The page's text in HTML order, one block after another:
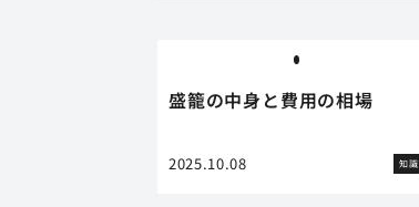
盛籠の中身と費用の相場
2025.10.08 知識